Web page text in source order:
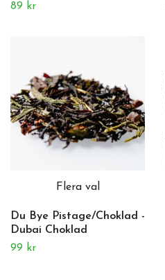
89 kr
Flera val
Du Bye Pistage/Choklad -
Dubai Choklad
99 kr